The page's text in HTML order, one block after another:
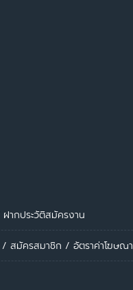
ฝากประวัติสมัครงาน
/ สมัครสมาชิก / อัตราค่าโฆษณา